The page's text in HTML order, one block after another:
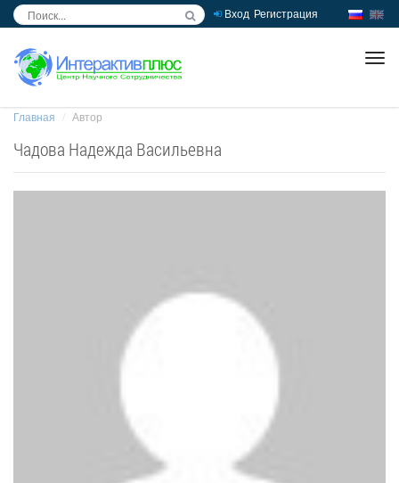
Вход Регистрация
Главная Автор
Чадова Надежда Васильевна